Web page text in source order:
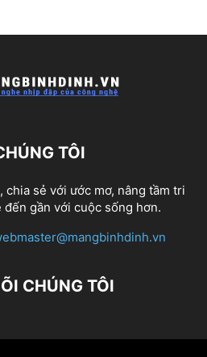
TÔI
sẻ với ước mơ, nâng tầm tri
gần với cuộc sống hơn.
CHÚNG TÔI